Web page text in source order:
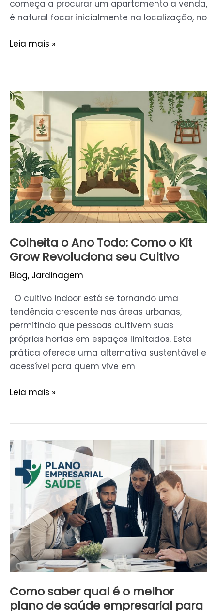
começa a procurar um apartamento a venda,
é natural focar inicialmente na localização, no
Leia mais »
Colheita o Ano Todo: Como o Kit
Grow Revoluciona seu Cultivo
Blog, Jardinagem
O cultivo indoor está se tornando uma
tendência crescente nas áreas urbanas,
permitindo que pessoas cultivem suas
próprias hortas em espaços limitados. Esta
prática oferece uma alternativa sustentável e
acessível para quem vive em
Colheita
o
Ano
Todo:
Como
o
Kit
Grow
Revoluciona
seu
Leia mais »
Como saber qual é o melhor
plano de saúde empresarial para
Como
saber
qual
melhor
plano
de
saúde
empresarial
a